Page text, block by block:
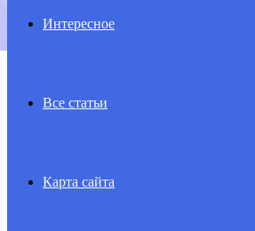
Интересное
Все статьи
Карта сайта